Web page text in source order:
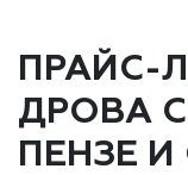
ПРАЙС-
ДРОВА
ПЕНЗЕ